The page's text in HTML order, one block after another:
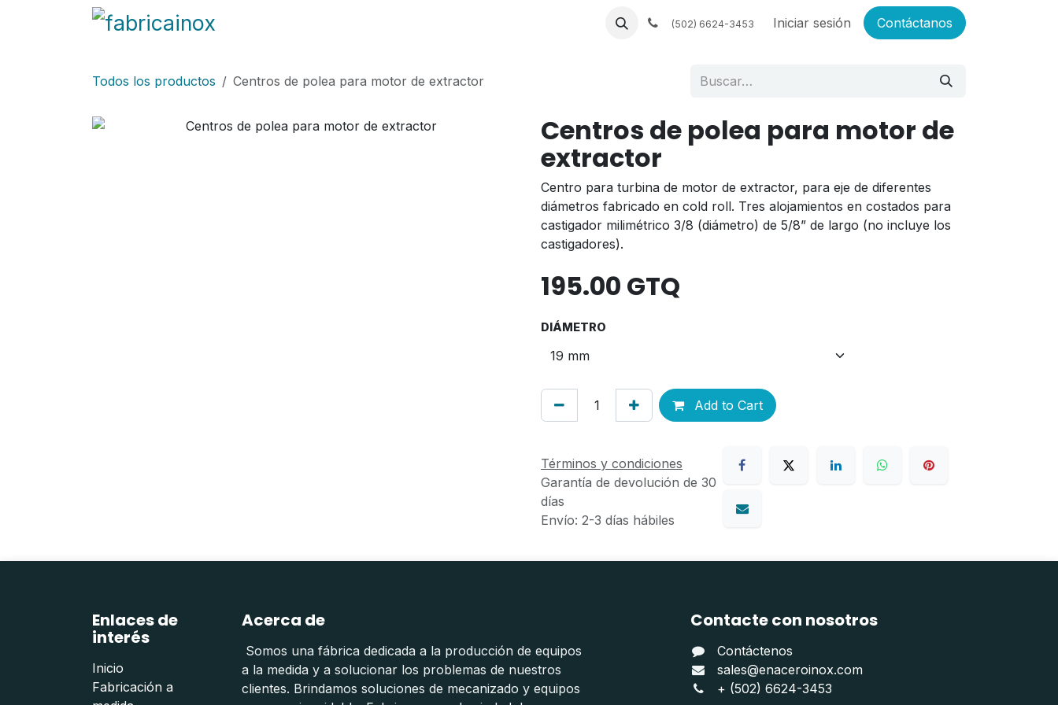
Servicios de fábrica Empleos
(502) 6624-3453 Iniciar sesión Contáctanos
Todos los productos Centros de polea para motor de extractor
Centros de polea para motor de
extractor
Centro para turbina de motor de extractor, para eje de diferentes
diámetros fabricado en cold roll. Tres alojamientos en costados para
castigador milimétrico 3/8 (diámetro) de 5/8” de largo (no incluye los
castigadores).
195.00 GTQ
DIÁMETRO
Add to Cart
Términos y condiciones
Garantía de devolución de 30
días
Envío: 2-3 días hábiles
Enlaces de
interés
Inicio
Fabricación a
Acerca de
Somos una fábrica dedicada a la producción de equipos
a la medida y a solucionar los problemas de nuestros
clientes. Brindamos soluciones de mecanizado y equipos
Contacte con nosotros
Contáctenos
sales@enaceroinox.com
+ (502) 6624-3453